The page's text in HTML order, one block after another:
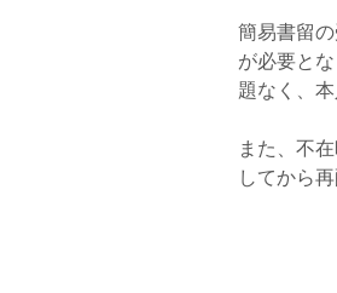
簡易書留
が必要と
題なく、
また、不
してから